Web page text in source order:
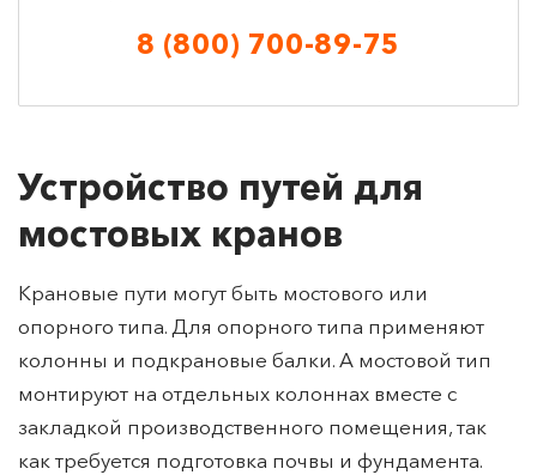
8 (800) 700-89-75
Устройство путей для
мостовых кранов
Крановые пути могут быть мостового или
опорного типа. Для опорного типа применяют
колонны и подкрановые балки. А мостовой тип
монтируют на отдельных колоннах вместе с
закладкой производственного помещения, так
как требуется подготовка почвы и фундамента.